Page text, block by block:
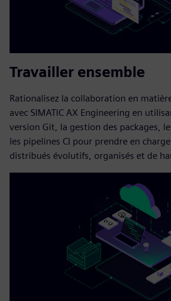
Travailler ensemble
Rationalisez la collaboration en
avec SIMATIC AX Engineering en
version Git, la gestion des packages,
les pipelines CI pour prendre en
distribués évolutifs, organisés et de